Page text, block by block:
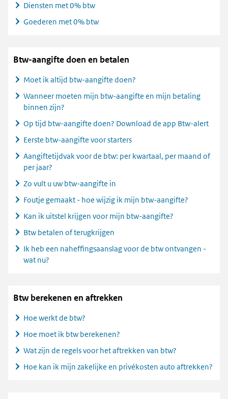
Diensten met 0% btw
Goederen met 0% btw
Btw-aangifte doen en betalen
Moet ik altijd btw-aangifte doen?
Wanneer moeten mijn btw-aangifte en mijn betaling
binnen zijn?
Op tijd btw-aangifte doen? Download de app Btw-alert
Eerste btw-aangifte voor starters
Aangiftetijdvak voor de btw: per kwartaal, per maand of
per jaar?
Zo vult u uw btw-aangifte in
Foutje gemaakt - hoe wijzig ik mijn btw-aangifte?
Kan ik uitstel krijgen voor mijn btw-aangifte?
Btw betalen of terugkrijgen
Ik heb een naheffingsaanslag voor de btw ontvangen -
wat nu?
Btw berekenen en aftrekken
Hoe werkt de btw?
Hoe moet ik btw berekenen?
Wat zijn de regels voor het aftrekken van btw?
Hoe kan ik mijn zakelijke en privékosten auto aftrekken?